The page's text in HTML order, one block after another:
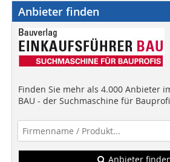
Anbieter finden
Finden Sie mehr als 4.000 Anbieter im
BAU - der Suchmaschine für
Anbieter